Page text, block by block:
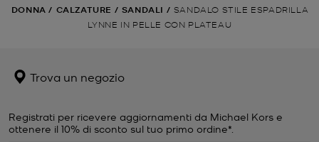
DONNA / CALZATURE / SANDALI / SANDALO STILE ESPADRILLA
LYNNE IN PELLE CON PLATEAU
Trova un negozio
Registrati per ricevere aggiornamenti da Michael Kors e
ottenere il 10% di sconto sul tuo primo ordine*.